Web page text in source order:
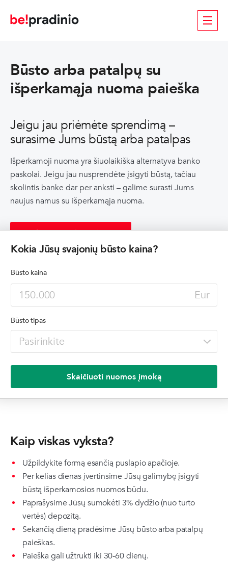
Būsto arba patalpų su
išperkamąja nuoma paieška
Jeigu jau priėmėte sprendimą –
surasime Jums būstą arba patalpas
Išperkamoji nuoma yra šiuolaikiška alternatyva banko
paskolai. Jeigu jau nusprendėte įsigyti būstą, tačiau
skolintis banke dar per anksti – galime surasti Jums
naujus namus su išperkamąja nuoma.
Rinkitės iš siūlomų būstų
Kaip viskas vyksta?
Užpildykite formą esančią puslapio apačioje.
Per kelias dienas įvertinsime Jūsų galimybę įsigyti
būstą išperkamosios nuomos būdu.
Paprašysime Jūsų sumokėti 3% dydžio (nuo turto
vertės) depozitą.
Sekančią dieną pradėsime Jūsų būsto arba patalpų
paieškas.
Paieška gali užtrukti iki 30-60 dienų.
Kokia Jūsų svajonių būsto kaina?
Būsto kaina
Eur
Būsto tipas
Skaičiuoti nuomos įmoką